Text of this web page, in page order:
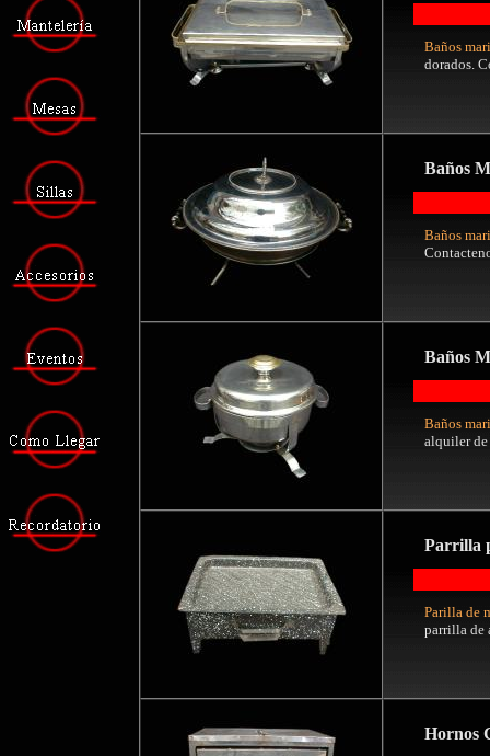
Baños
dorados.
Baños
Baños
Baños
Baños
alquiler de
Parrilla
Parilla de
parrilla de
Hornos